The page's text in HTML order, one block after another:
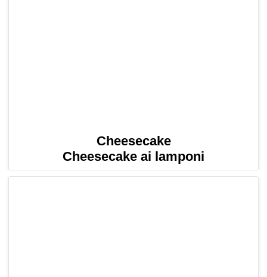
Cheesecake
Cheesecake ai lamponi